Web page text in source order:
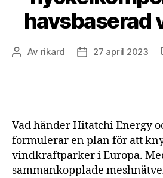
havsbaserad
Inläggsförfattare
Av rikard Inläggsdatum
27 april 2023
Vad händer Hitatchi Energy
formulerar en plan för att
vindkraftparker i Europa.
sammankopplade